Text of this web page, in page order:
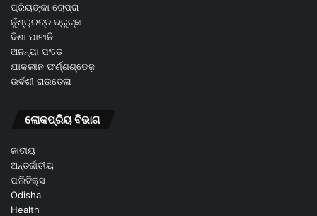
ପ୍ରିୟଙ୍କା ଚୋପ୍ରା
ନୁଁଶ୍ର୍ରତ୍ତ ଭ୍ରୁଚ୍ଛା
ଦିଶା ପାଟାନି
ଅନନ୍ୟା ପଂଡେ
ଯାକଲୀନ ଫର୍ଣ୍ଣଣ୍ଡେଜ଼
ଉର୍ବଶୀ ରାଉତେଲା
ଲୋକପ୍ରିୟ ବିଭାଗ
ଜାତୀୟ
ଅନ୍ତର୍ଜାତୀୟ
ପଲିଟିକ୍ସ
Odisha
Health